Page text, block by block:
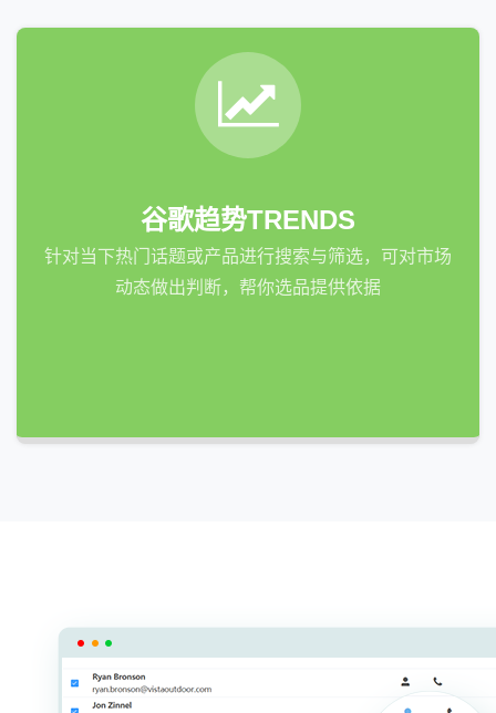
谷歌趋势TRENDS
针对当下热门话题或产品进行搜索与筛选，可对市场
动态做出判断，帮你选品提供依据